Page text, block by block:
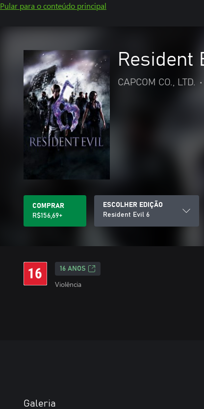
Pular para o conteúdo principal
Resident
CAPCOM CO., LTD. •
COMPRAR
R$156,69+
ESCOLHER EDIÇÃO
Resident Evil 6
16 ANOS
Violência
Galeria